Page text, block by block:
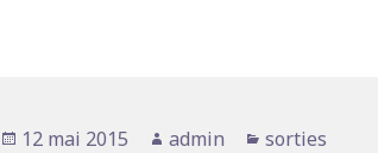
Publié
12 mai 2015 Auteur
admin Catégories
sorties